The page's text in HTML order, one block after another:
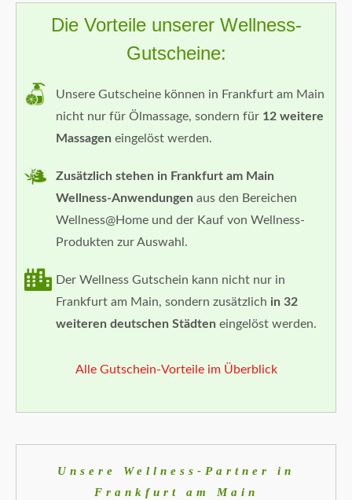
Die Vorteile unserer Wellness-
Gutscheine:
Unsere Gutscheine können in Frankfurt am Main
nicht nur für Ölmassage, sondern für 12 weitere
Massagen eingelöst werden.
Zusätzlich stehen in Frankfurt am Main
Wellness-Anwendungen aus den Bereichen
Wellness@Home und der Kauf von Wellness-
Produkten zur Auswahl.
Der Wellness Gutschein kann nicht nur in
Frankfurt am Main, sondern zusätzlich in 32
weiteren deutschen Städten eingelöst werden.
Alle Gutschein-Vorteile im Überblick
Unsere Wellness-Partner in
Frankfurt am Main